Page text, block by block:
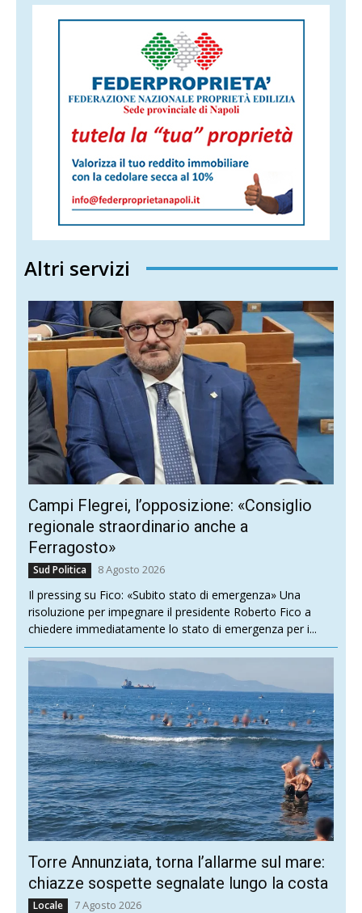
Altri servizi
Campi Flegrei, l’opposizione: «Consiglio
regionale straordinario anche a
Ferragosto»
Sud Politica 8 Agosto 2026
Il pressing su Fico: «Subito stato di emergenza» Una
risoluzione per impegnare il presidente Roberto Fico a
chiedere immediatamente lo stato di emergenza per i...
Torre Annunziata, torna l’allarme sul mare:
chiazze sospette segnalate lungo la costa
Locale 7 Agosto 2026